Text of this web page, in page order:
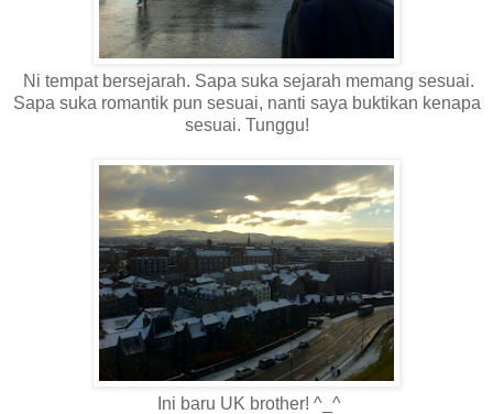
Ni tempat bersejarah. Sapa suka sejarah memang sesuai.
Sapa suka romantik pun sesuai, nanti saya buktikan kenapa
sesuai. Tunggu!
Ini baru UK brother! ^_^